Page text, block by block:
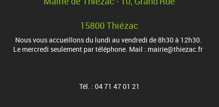
15800 Thiézac
Nous vous accueillons du lundi au vendredi de 8h30 à 12h30.
Le mercredi seulement par téléphone. Mail : mairie@thiezac.fr
Tél. : 04 71 47 01 21